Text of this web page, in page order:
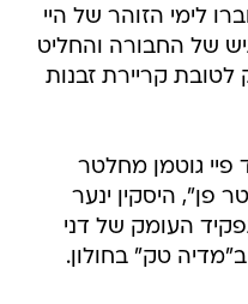
לימי הזוהר של היי
של החבורה והחליט
קריירת זבנות
פיי גוטמן מחלטר
פן", היסקין ינער
העומק של דני
טק" בחולון.